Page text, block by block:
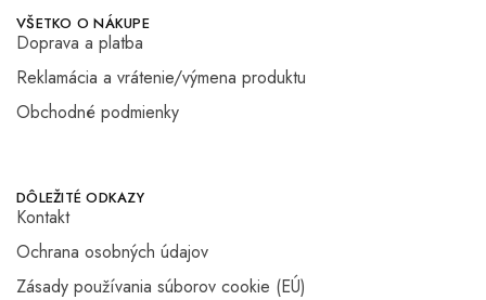
VŠETKO O NÁKUPE
Doprava a platba
Reklamácia a vrátenie/výmena produktu
Obchodné podmienky
DÔLEŽITÉ ODKAZY
Kontakt
Ochrana osobných údajov
Zásady používania súborov cookie (EÚ)